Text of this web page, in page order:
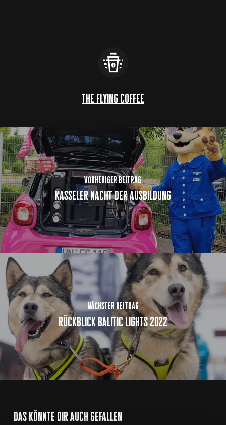
the flying coffee
vorheriger beitrag
kasseler nacht der ausbildung
nächster beitrag
rückblick balitic lights 2022
das könnte dir auch gefallen